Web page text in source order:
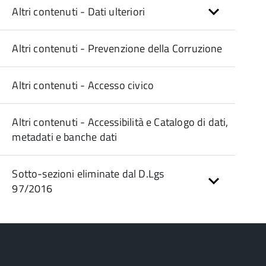
Altri contenuti - Dati ulteriori
Altri contenuti - Prevenzione della Corruzione
Altri contenuti - Accesso civico
Altri contenuti - Accessibilità e Catalogo di dati,
metadati e banche dati
Sotto-sezioni eliminate dal D.Lgs
97/2016